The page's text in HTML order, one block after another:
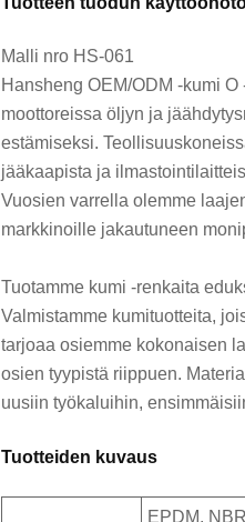
Malli nro HS-061
Hansheng OEM/ODM -kumi
moottoreissa öljyn ja
estämiseksi.
jääkaapista ja
Vuosien varrella olemme
markkinoille jakautuneen
Tuotamme kumi -renkaita
Valmistamme kumituotteita,
tarjoaa osiemme kokonaisen
osien tyypistä riippuen.
uusiin työkaluihin,
Tuotteiden kuvaus
EPDM,